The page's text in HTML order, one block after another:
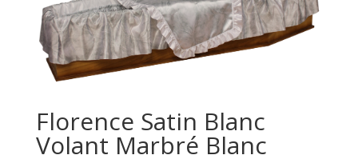
Florence Satin Blanc
Volant Marbré Blanc